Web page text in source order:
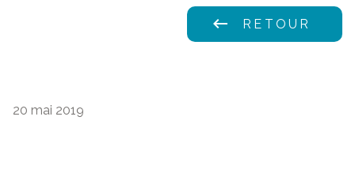
keyboard_backspace RETOUR
20 mai 2019